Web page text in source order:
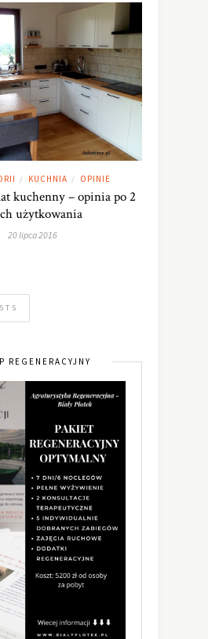
/ KUCHNIA / OPINIE
kuchenny – opinia po 2
użytkowania
20 lipca 2016
REGENERACYJNY